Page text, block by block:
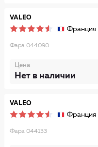
VALEO
Франция
Фара 044090
Цена
Нет в наличии
VALEO
Франция
Фара 044133